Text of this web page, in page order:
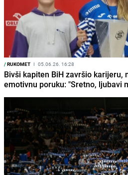
/RUKOMET I 05.06.26. 16:28
Bivši kapiten BiH završio karijeru,
emotivnu poruku: "Sretno, ljubavi